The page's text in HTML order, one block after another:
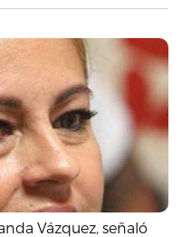
Vázquez, señaló